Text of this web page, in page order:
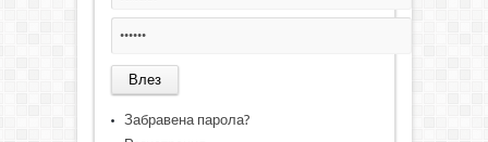
Забравена парола?